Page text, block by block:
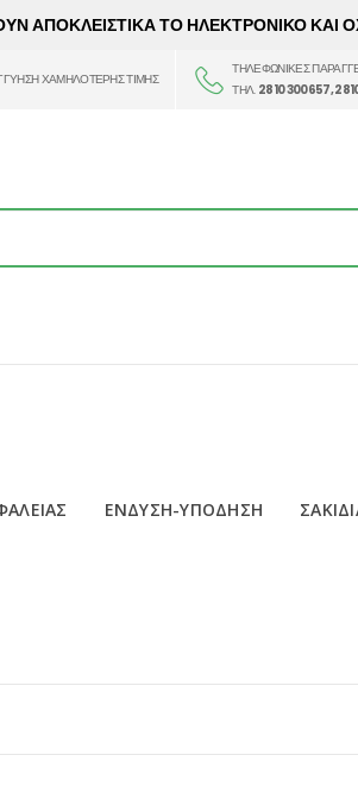
ΑΠΟΚΛΕΙΣΤΙΚΑ ΤΟ ΗΛΕΚΤΡΟΝΙΚΟ ΚΑΙ
ΧΑΜΗΛΟΤΕΡΗΣ ΤΙΜΗΣ
ΤΗΛΕΦΩΝΙΚΕΣ
ΤΗΛ. 2810 300657,
ΕΝΔΥΣΗ-ΥΠΟΔΗΣΗ